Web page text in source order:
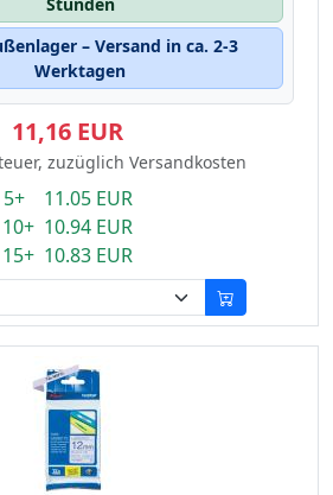
– Versand in ca. 2-3
Werktagen
11,16 EUR
zuzüglich Versandkosten
5+ 11.05 EUR
10+ 10.94 EUR
15+ 10.83 EUR